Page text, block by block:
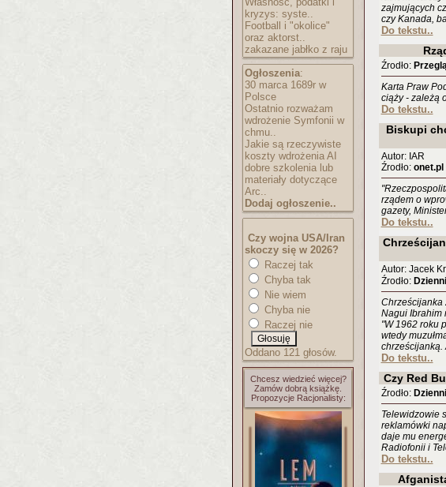
kryzys: syste..
Football i "okolice"
oraz aktorst..
zakazane jabłko z raju
Ogłoszenia:
30 marca 1689r w
Polsce
Ostatnio rozważam
wdrożenie Symfonii w
chmu..
Jakie są rzeczywiste
koszty wdrożenia AI
dobre szkolenia lub
materiały dotyczące
Arc..
Dodaj ogłoszenie..
Czy wojna USA/Iran
skoczy się w 2026?
Raczej tak
Chyba tak
Nie wiem
Chyba nie
Raczej nie
Oddano 121 głosów.
Chcesz wiedzieć więcej?
Zamów dobrą książkę.
Propozycje Racjonalisty:
zajmujących
czy Kanada,
Do tekstu..
Źrodło:
Karta Praw
ciąży - zależą
Do tekstu..
Biskupi
Autor: IAR
Źrodło: onet.pl
rządem o
gazety,
Do tekstu..
Autor: Jacek
Źrodło:
Chrześcijanka
Nagui Ibrahim
"W 1962 roku
wtedy
chrześcijanką.
Do tekstu..
Czy Red
Źrodło:
Telewidzowie
reklamówki
daje mu
Radiofonii i
Do tekstu..